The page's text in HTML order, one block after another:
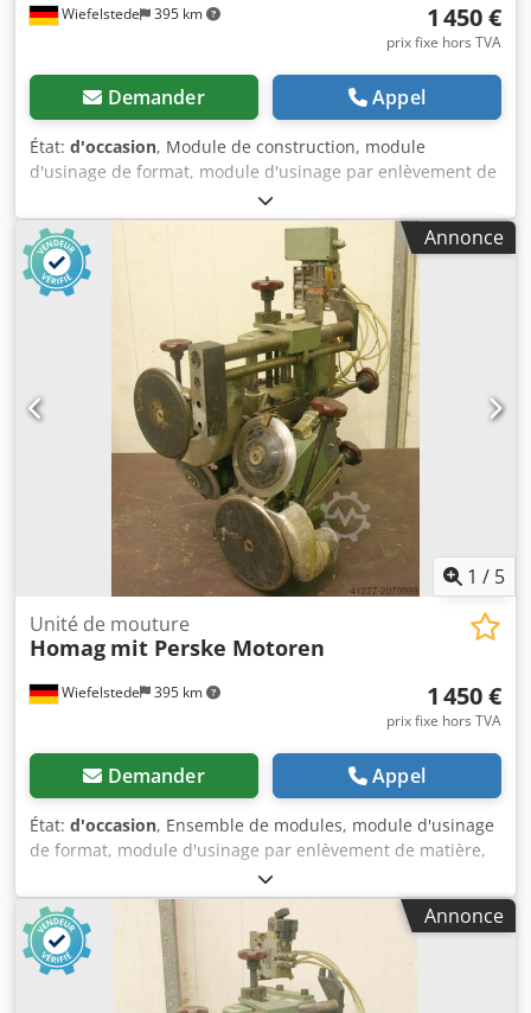
Wiefelstede 395 km 1 450 €
prix fixe hors TVA
Demander Appel
État: d'occasion, Module de construction, module
d'usinage de format, module d'usinage par enlèvement de
matière, module de fraisage, module de fraisage de profil,
module de fraisage de rainure, module de tronçonnage,
profileuse à deux extrémités, machine d'usinage de
chants, moteur de rainurage, moteur d'usinage par
enlèvement de matière, moteur de fraisage pour machine
d'usinage de chants -Avec les modules de fraisage
HOMAG, vous pouvez réaliser des rainures, des feuillures
et des profils. -Avec palpation des deux côtés -Module de
fraisage : orientable -2 moteurs Perske -Puissance : 0,6 kW
Dodpeb Uhrgefx Akgokr -Tension : 165 V -Fréquence :
300 Hz -Vitesse de rotation : 18 000 tr/min -Autres moteurs
avec d'autres puissances disponibles sur demande et en
supplément -Dimensions : 480/350/H570 mm -Poids : 55 kg
Annonce
1 / 5
Wiefelstede 395 km
Unité de mouture
Homag mit Perske Motoren
1 450 €
prix fixe hors TVA
Demander Appel
État: d'occasion, Ensemble de modules, module d'usinage
de format, module d'usinage par enlèvement de matière,
module de fraisage, module de profilage, module de
fraisage de rainures, module de tronçonnage, profileuse à
double extrémité, machine d'usinage de chants, moteur de
rainurage, moteur d'usinage par enlèvement de matière,
moteur de fraisage pour machine d'usinage de chants -Les
modules de profilage HOMAG à deux moteurs garantissent
Annonce